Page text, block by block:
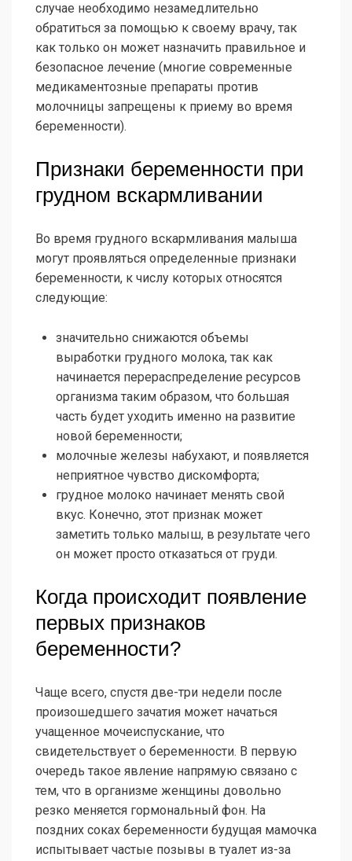
случае необходимо незамедлительно
обратиться за помощью к своему врачу, так
как только он может назначить правильное и
безопасное лечение (многие современные
медикаментозные препараты против
молочницы запрещены к приему во время
беременности).
Признаки беременности при
грудном вскармливании
Во время грудного вскармливания малыша
могут проявляться определенные признаки
беременности, к числу которых относятся
следующие:
значительно снижаются объемы
выработки грудного молока, так как
начинается перераспределение ресурсов
организма таким образом, что большая
часть будет уходить именно на развитие
новой беременности;
молочные железы набухают, и появляется
неприятное чувство дискомфорта;
грудное молоко начинает менять свой
вкус. Конечно, этот признак может
заметить только малыш, в результате чего
он может просто отказаться от груди.
Когда происходит появление
первых признаков
беременности?
Чаще всего, спустя две-три недели после
произошедшего зачатия может начаться
учащенное мочеиспускание, что
свидетельствует о беременности. В первую
очередь такое явление напрямую связано с
тем, что в организме женщины довольно
резко меняется гормональный фон. На
поздних соках беременности будущая мамочка
испытывает частые позывы в туалет из-за